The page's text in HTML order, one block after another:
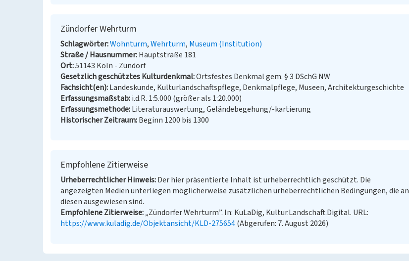
Zündorfer Wehrturm
Schlagwörter Wohnturm Wehrturm Museum (Institution)
Straße / Hausnummer Hauptstraße 181
Ort 51143 Köln - Zündorf
Gesetzlich geschütztes Kulturdenkmal Ortsfestes Denkmal gem. § 3 DSchG NW
Fachsicht(en) Landeskunde, Kulturlandschaftspflege, Denkmalpflege, Museen, Architekturgeschichte
Erfassungsmaßstab i.d.R. 1:5.000 (größer als 1:20.000)
Erfassungsmethode Literaturauswertung, Geländebegehung/-kartierung
Historischer Zeitraum Beginn 1200 bis 1300
Empfohlene Zitierweise
Urheberrechtlicher Hinweis Der hier präsentierte Inhalt ist urheberrechtlich geschützt. Die
angezeigten Medien unterliegen möglicherweise zusätzlichen urheberrechtlichen Bedingungen, die an
diesen ausgewiesen sind.
Empfohlene Zitierweise „Zündorfer Wehrturm”. In: KuLaDig, Kultur.Landschaft.Digital. URL:
https://www.kuladig.de/Objektansicht/KLD-275654(Abgerufen: 7. August 2026)